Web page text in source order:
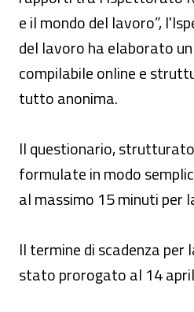
e il mondo del lavoro”,
del lavoro ha elaborato
compilabile online e
tutto anonima.
Il questionario,
formulate in modo
al massimo 15 minuti per
Il termine di scadenza per
stato prorogato al 14